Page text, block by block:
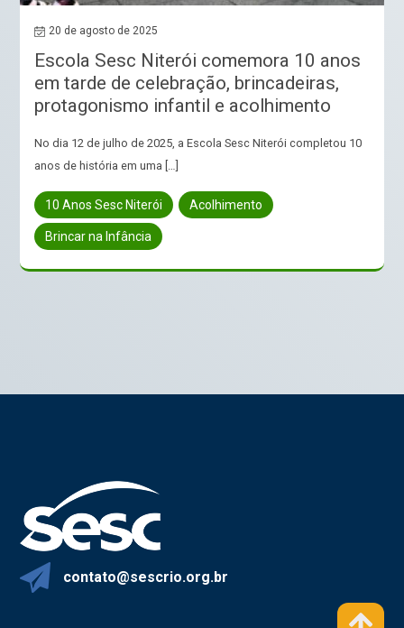
20 de agosto de 2025
Escola Sesc Niterói comemora 10 anos
em tarde de celebração, brincadeiras,
protagonismo infantil e acolhimento
No dia 12 de julho de 2025, a Escola Sesc Niterói completou 10
anos de história em uma […]
10 Anos Sesc Niterói Acolhimento
Brincar na Infância
contato@sescrio.org.br